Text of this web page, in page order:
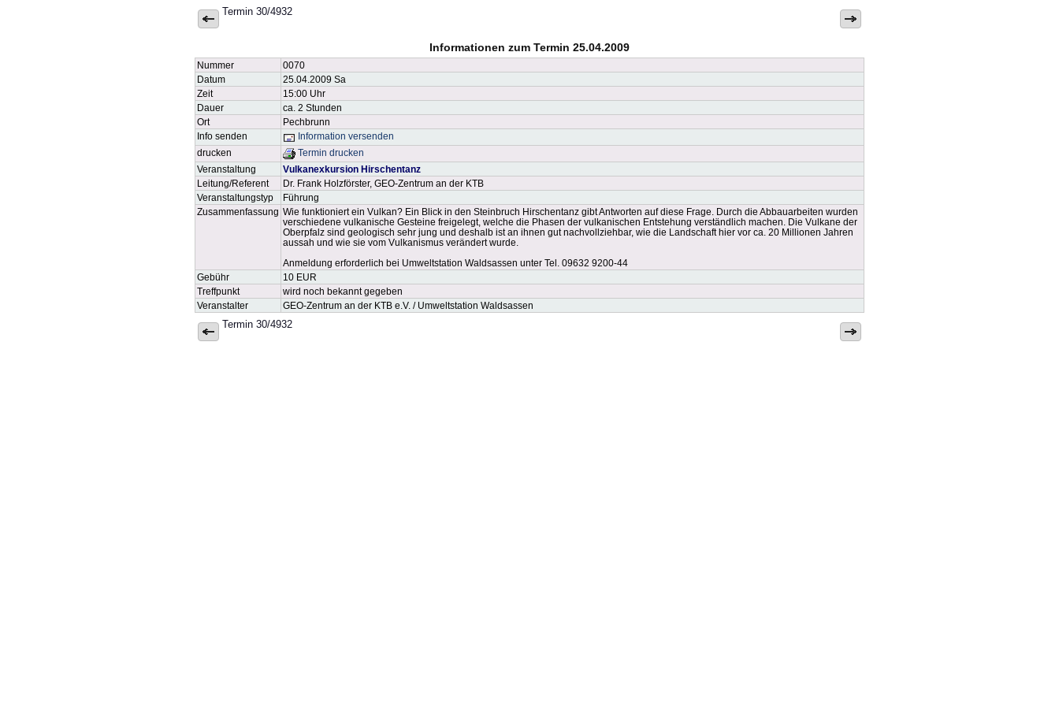
Termin 30/4932
Informationen zum Termin 25.04.2009
Nummer
0070
Datum
25.04.2009 Sa
Zeit
15:00 Uhr
Dauer
ca. 2 Stunden
Ort
Pechbrunn
Info senden
Information versenden
drucken
Termin drucken
Veranstaltung
Vulkanexkursion Hirschentanz
Leitung/Referent
Dr. Frank Holzförster, GEO-Zentrum an der KTB
Veranstaltungstyp
Führung
Zusammenfassung Wie funktioniert ein Vulkan? Ein Blick in den Steinbruch Hirschentanz gibt Antworten auf diese Frage. Durch die Abbauarbeiten wurden
verschiedene vulkanische Gesteine freigelegt, welche die Phasen der vulkanischen Entstehung verständlich machen. Die Vulkane der
Oberpfalz sind geologisch sehr jung und deshalb ist an ihnen gut nachvollziehbar, wie die Landschaft hier vor ca. 20 Millionen Jahren
aussah und wie sie vom Vulkanismus verändert wurde.
Anmeldung erforderlich bei Umweltstation Waldsassen unter Tel. 09632 9200-44
Gebühr
10 EUR
Treffpunkt
wird noch bekannt gegeben
Veranstalter
GEO-Zentrum an der KTB e.V. / Umweltstation Waldsassen
Termin 30/4932